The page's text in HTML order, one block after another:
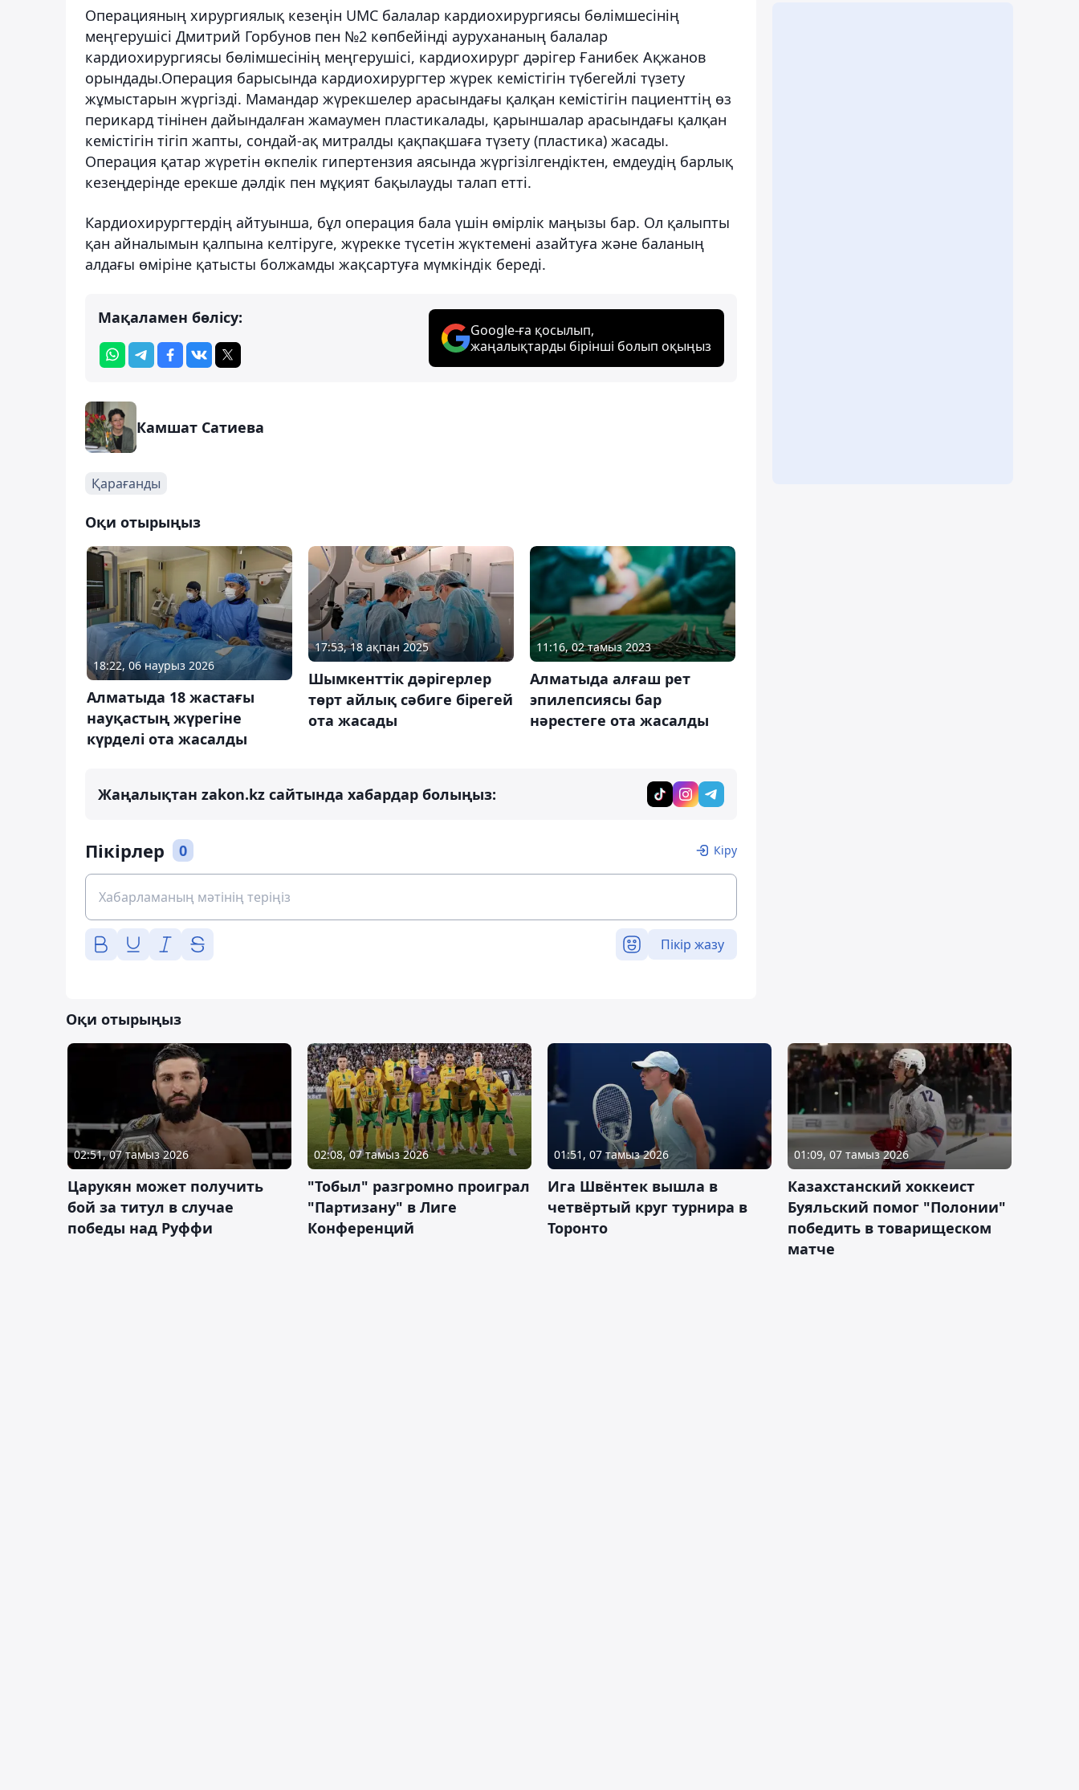
Операцияның хирургиялық кезеңін UMC балалар кардиохирургиясы бөлімшесінің
меңгерушісі Дмитрий Горбунов пен №2 көпбейінді аурухананың балалар
кардиохирургиясы бөлімшесінің меңгерушісі, кардиохирург дәрігер Ғанибек Ақжанов
орындады.Операция барысында кардиохирургтер жүрек кемістігін түбегейлі түзету
жұмыстарын жүргізді. Мамандар жүрекшелер арасындағы қалқан кемістігін пациенттің өз
перикард тінінен дайындалған жамаумен пластикалады, қарыншалар арасындағы қалқан
кемістігін тігіп жапты, сондай-ақ митралды қақпақшаға түзету (пластика) жасады.
Операция қатар жүретін өкпелік гипертензия аясында жүргізілгендіктен, емдеудің барлық
кезеңдерінде ерекше дәлдік пен мұқият бақылауды талап етті.
Кардиохирургтердің айтуынша, бұл операция бала үшін өмірлік маңызы бар. Ол қалыпты
қан айналымын қалпына келтіруге, жүрекке түсетін жүктемені азайтуға және баланың
алдағы өміріне қатысты болжамды жақсартуға мүмкіндік береді.
Мақаламен бөлісу:
Google-ға қосылып,
жаңалықтарды бірінші болып оқыңыз
Камшат Сатиева
Қарағанды
Оқи отырыңыз
18:22, 06 наурыз 2026
Алматыда 18 жастағы
науқастың жүрегіне
күрделі ота жасалды
17:53, 18 ақпан 2025
Шымкенттік дәрігерлер
төрт айлық сәбиге бірегей
ота жасады
11:16, 02 тамыз 2023
Алматыда алғаш рет
эпилепсиясы бар
нәрестеге ота жасалды
Жаңалықтан zakon.kz сайтында хабардар болыңыз:
Пікірлер 0 Кіру
Пікір жазу
Оқи отырыңыз
02:51, 07 тамыз 2026
Царукян может получить
бой за титул в случае
победы над Руффи
02:08, 07 тамыз 2026
"Тобыл" разгромно проиграл
"Партизану" в Лиге
Конференций
01:51, 07 тамыз 2026
Ига Швёнтек вышла в
четвёртый круг турнира в
Торонто
01:09, 07 тамыз 2026
Казахстанский хоккеист
Буяльский помог "Полонии"
победить в товарищеском
матче